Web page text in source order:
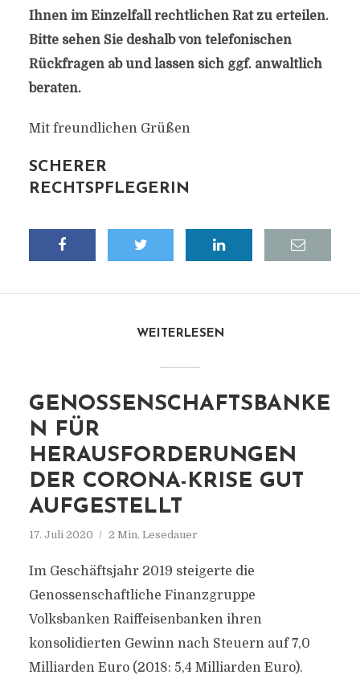
Ihnen im Einzelfall rechtlichen Rat zu erteilen.
Bitte sehen Sie deshalb von telefonischen
Rückfragen ab und lassen sich ggf. anwaltlich
beraten.
Mit freundlichen Grüßen
SCHERER
RECHTSPFLEGERIN
WEITERLESEN
GENOSSENSCHAFTSBANKE
N FÜR
HERAUSFORDERUNGEN
DER CORONA-KRISE GUT
AUFGESTELLT
17. Juli 2020 2 Min. Lesedauer
Im Geschäftsjahr 2019 steigerte die
Genossenschaftliche Finanzgruppe
Volksbanken Raiffeisenbanken ihren
konsolidierten Gewinn nach Steuern auf 7,0
Milliarden Euro (2018: 5,4 Milliarden Euro).